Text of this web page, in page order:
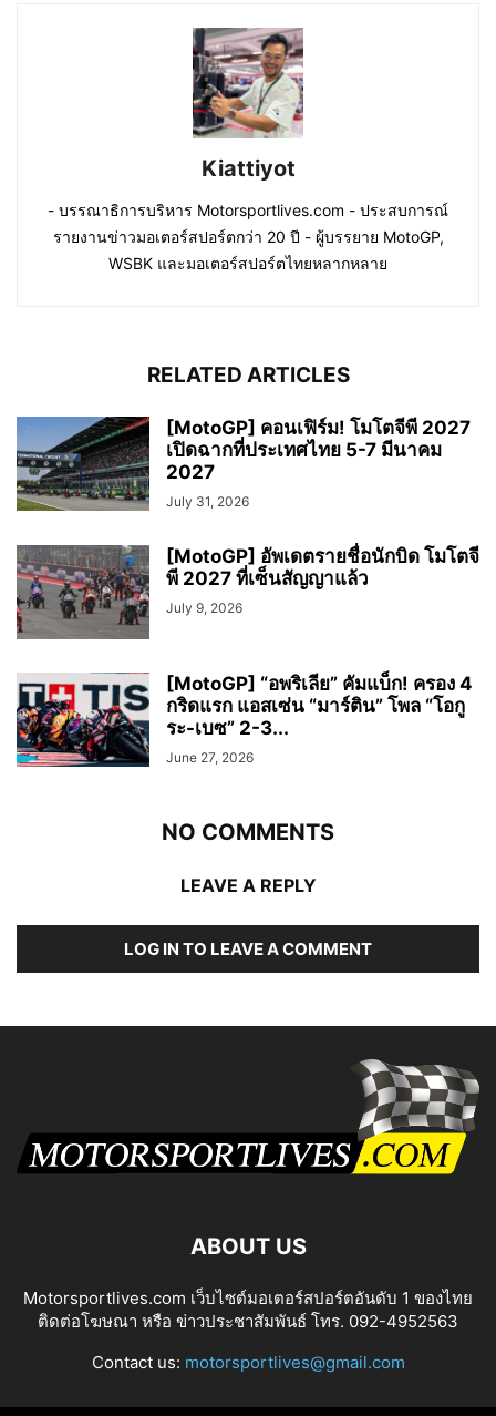
Kiattiyot
- บรรณาธิการบริหาร Motorsportlives.com - ประสบการณ์
รายงานข่าวมอเตอร์สปอร์ตกว่า 20 ปี - ผู้บรรยาย MotoGP,
WSBK และมอเตอร์สปอร์ตไทยหลากหลาย
RELATED ARTICLES
[MotoGP] คอนเฟิร์ม! โมโตจีพี 2027
เปิดฉากที่ประเทศไทย 5-7 มีนาคม
2027
July 31, 2026
[MotoGP] อัพเดตรายชื่อนักบิด โมโตจี
พี 2027 ที่เซ็นสัญญาแล้ว
July 9, 2026
[MotoGP] “อพริเลีย” คัมแบ็ก! ครอง 4
กริดแรก แอสเซ่น “มาร์ติน” โพล “โอกู
ระ-เบซ” 2-3...
June 27, 2026
NO COMMENTS
LEAVE A REPLY
LOG IN TO LEAVE A COMMENT
ABOUT US
Motorsportlives.com เว็บไซต์มอเตอร์สปอร์ตอันดับ 1 ของไทย
ติดต่อโฆษณา หรือ ข่าวประชาสัมพันธ์ โทร. 092-4952563
Contact us: motorsportlives@gmail.com